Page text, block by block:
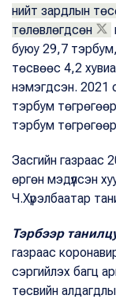
нийт зардлын
төлөвлөгдсөн
буюу 29,7
төсвөөс 4,2
нэмэгдсэн. 2021
тэрбум
тэрбум
Засгийн газраас
өргөн мэдүүлсэн
Ч.Хүрэлбаатар
Тэрбээр
газраас
сэргийлэх багц
төсвийн